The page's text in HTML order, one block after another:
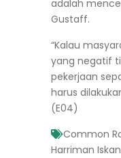
adalah
Gustaff.
“Kalau
yang negatif
pekerjaan
harus
(E04)
Common
Harriman